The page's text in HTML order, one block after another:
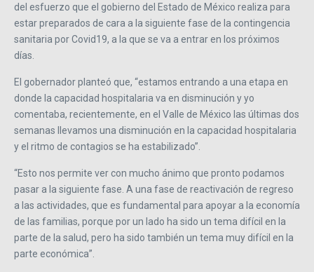
del esfuerzo que el gobierno del Estado de México realiza para
estar preparados de cara a la siguiente fase de la contingencia
sanitaria por Covid19, a la que se va a entrar en los próximos
días.
El gobernador planteó que, “estamos entrando a una etapa en
donde la capacidad hospitalaria va en disminución y yo
comentaba, recientemente, en el Valle de México las últimas dos
semanas llevamos una disminución en la capacidad hospitalaria
y el ritmo de contagios se ha estabilizado”.
“Esto nos permite ver con mucho ánimo que pronto podamos
pasar a la siguiente fase. A una fase de reactivación de regreso
a las actividades, que es fundamental para apoyar a la economía
de las familias, porque por un lado ha sido un tema difícil en la
parte de la salud, pero ha sido también un tema muy difícil en la
parte económica”.